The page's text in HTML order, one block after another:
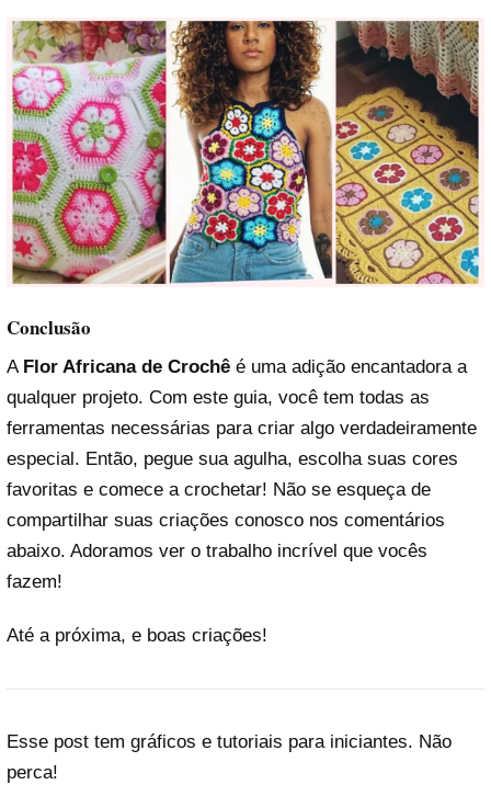
Conclusão
A Flor Africana de Crochê é uma adição encantadora a
qualquer projeto. Com este guia, você tem todas as
ferramentas necessárias para criar algo verdadeiramente
especial. Então, pegue sua agulha, escolha suas cores
favoritas e comece a crochetar! Não se esqueça de
compartilhar suas criações conosco nos comentários
abaixo. Adoramos ver o trabalho incrível que vocês
fazem!
Até a próxima, e boas criações!
Esse post tem gráficos e tutoriais para iniciantes. Não
perca!